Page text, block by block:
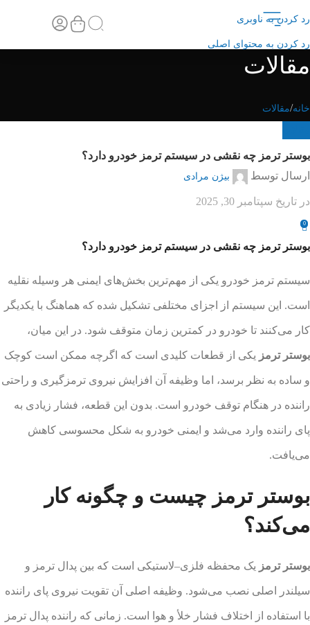
رد کردن به ناوبری
رد کردن به محتوای اصلی
مقالات
خانه مقالات
بوستر ترمز چه نقشی در سیستم ترمز خودرو دارد؟
ارسال توسط
بیژن مرادی
در تاریخ سپتامبر 30, 2025
0
بوستر ترمز چه نقشی در سیستم ترمز خودرو دارد؟
سیستم ترمز خودرو یکی از مهم‌ترین بخش‌های ایمنی هر وسیله نقلیه
است. این سیستم از اجزای مختلفی تشکیل شده که هماهنگ با یکدیگر
کار می‌کنند تا خودرو در کمترین زمان متوقف شود. در این میان،
بوستر ترمز یکی از قطعات کلیدی است که اگرچه ممکن است کوچک
و ساده به نظر برسد، اما وظیفه آن افزایش نیروی ترمزگیری و راحتی
راننده در هنگام توقف خودرو است. بدون این قطعه، فشار زیادی به
پای راننده وارد می‌شد و ایمنی خودرو به شکل محسوسی کاهش
می‌یافت.
بوستر ترمز چیست و چگونه کار
می‌کند؟
بوستر ترمز یک محفظه فلزی–لاستیکی است که بین پدال ترمز و
سیلندر اصلی نصب می‌شود. وظیفه اصلی آن تقویت نیروی پای راننده
با استفاده از اختلاف فشار خلأ و هوا است. زمانی که راننده پدال ترمز